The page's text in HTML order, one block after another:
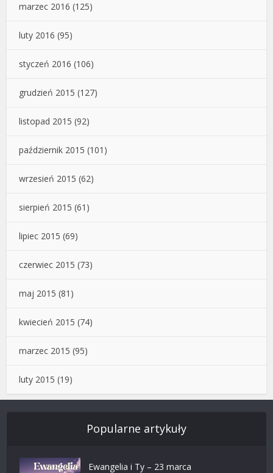
marzec 2016 (125)
luty 2016 (95)
styczeń 2016 (106)
grudzień 2015 (127)
listopad 2015 (92)
październik 2015 (101)
wrzesień 2015 (62)
sierpień 2015 (61)
lipiec 2015 (69)
czerwiec 2015 (73)
maj 2015 (81)
kwiecień 2015 (74)
marzec 2015 (95)
luty 2015 (19)
Popularne artykuły
Ewangelia i Ty – 23 marca